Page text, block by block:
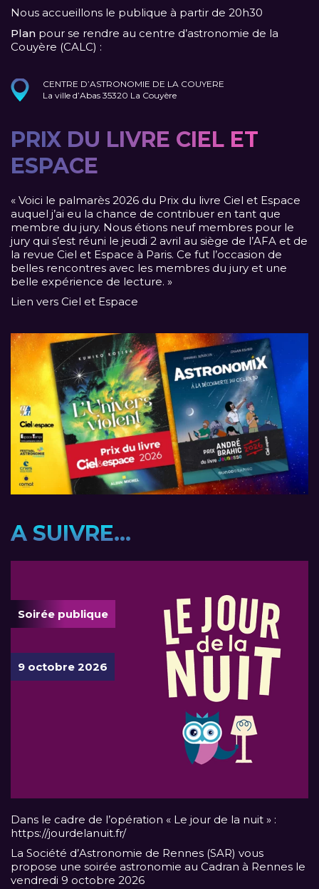
Nous accueillons le publique à partir de 20h30
Plan pour se rendre au centre d’astronomie de la
Couyère (CALC) :
CENTRE D’ASTRONOMIE DE LA COUYERE
La ville d’Abas 35320 La Couyère
PRIX DU LIVRE CIEL ET
ESPACE
« Voici le palmarès 2026 du Prix du livre Ciel et Espace
auquel j’ai eu la chance de contribuer en tant que
membre du jury. Nous étions neuf membres pour le
jury qui s’est réuni le jeudi 2 avril au siège de l’AFA et de
la revue Ciel et Espace à Paris. Ce fut l’occasion de
belles rencontres avec les membres du jury et une
belle expérience de lecture. »
Lien vers Ciel et Espace
A SUIVRE...
Soirée publique
9 octobre 2026
Dans le cadre de l’opération « Le jour de la nuit » :
https://jourdelanuit.fr/
La Société d’Astronomie de Rennes (SAR) vous
propose une soirée astronomie au Cadran à Rennes le
vendredi 9 octobre 2026